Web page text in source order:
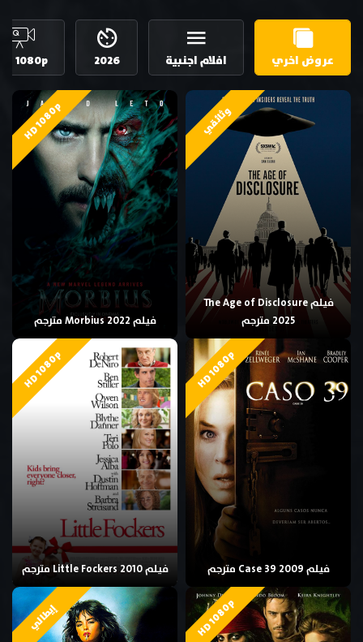
عروض اخري افلام اجنبية 2026
1080p
وثائقي
فيلم The Age of Disclosure
2025 مترجم
HD 1080p
فيلم Morbius 2022 مترجم
HD 1080p
فيلم Case 39 2009 مترجم
HD 1080p
فيلم Little Fockers 2010 مترجم
HD 1080p إيطالي